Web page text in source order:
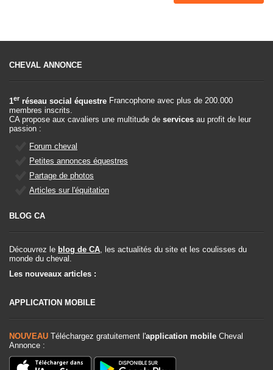
CHEVAL ANNONCE
1er réseau social équestre Francophone avec plus de 200.000
membres inscrits.
CA propose aux cavaliers une multitude de services au profit de leur
passion :
Forum cheval
Petites annonces équestres
Partage de photos
Articles sur l'équitation
BLOG CA
Découvrez le blog de CA , les actualités du site et les coulisses du
monde du cheval.
Les nouveaux articles :
APPLICATION MOBILE
NOUVEAU Téléchargez gratuitement l'application mobile Cheval
Annonce :